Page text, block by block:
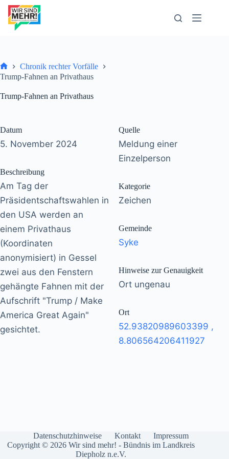
Zum
Inhalt
springen
Start
Chronik rechter Vorfälle
Trump-Fahnen an Privathaus
Trump-Fahnen an Privathaus
Datum
5. November 2024
Beschreibung
Am Tag der
Präsidentschaftswahlen in
den USA werden an
einem Privathaus
(Koordinaten
anonymisiert) in Gessel
zwei aus den Fenstern
gehängte Fahnen mit der
Aufschrift "Trump / Make
America Great Again"
gesichtet.
Quelle
Meldung einer
Einzelperson
Kategorie
Zeichen
Gemeinde
Syke
Hinweise zur Genauigkeit
Ort ungenau
Ort
52.93820989603399 ,
8.806564206411927
Datenschutzhinweise Kontakt
Impressum
Copyright © 2026 Wir sind mehr! - Bündnis im Landkreis
Diepholz n.e.V.